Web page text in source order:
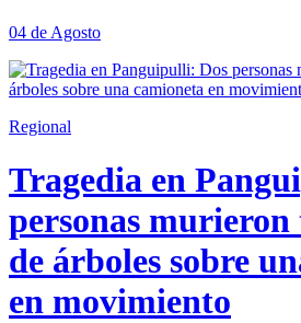
04 de Agosto
Regional
Tragedia en
personas murieron
de árboles sobre
en movimiento